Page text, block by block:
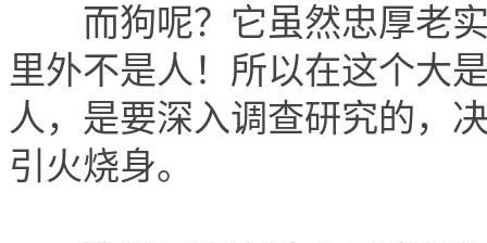
而狗呢？它虽然忠厚老实
里外不是人！所以在这个大
人，是要深入调查研究的，
引火烧身。